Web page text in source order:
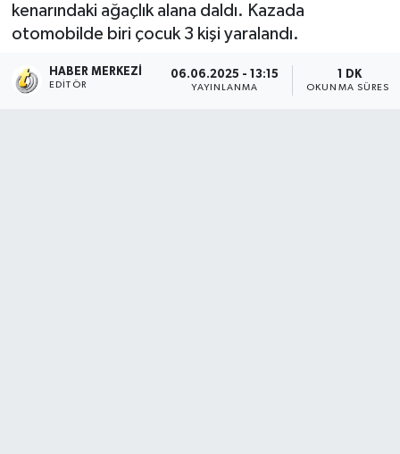
kenarındaki ağaçlık alana daldı. Kazada
otomobilde biri çocuk 3 kişi yaralandı.
HABER MERKEZI
EDITÖR
06.06.2025 - 13:15
YAYINLANMA
1 DK
OKUNMA SÜRESI